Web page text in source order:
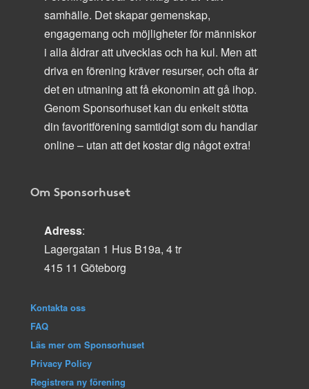
samhälle. Det skapar gemenskap,
engagemang och möjligheter för människor
i alla åldrar att utvecklas och ha kul. Men att
driva en förening kräver resurser, och ofta är
det en utmaning att få ekonomin att gå ihop.
Genom Sponsorhuset kan du enkelt stötta
din favoritförening samtidigt som du handlar
online – utan att det kostar dig något extra!
Om Sponsorhuset
Adress:
Lagergatan 1 Hus B19a, 4 tr
415 11 Göteborg
Kontakta oss
FAQ
Läs mer om Sponsorhuset
Privacy Policy
Registrera ny förening